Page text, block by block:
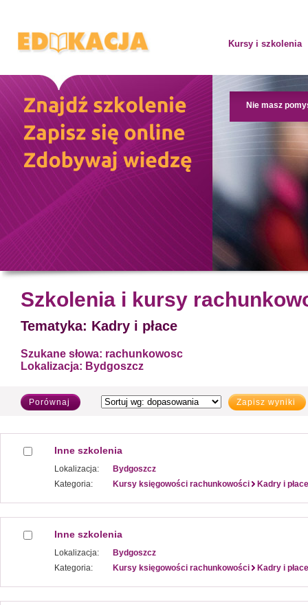
Kursy i szkolenia
Nie masz
Szkolenia i kursy
Tematyka: Kadry i płace
Szukane słowa: rachunkowosc
Lokalizacja: Bydgoszcz
Porównaj Zapisz wyniki
Inne szkolenia
Lokalizacja:
Bydgoszcz
Kategoria:
Kursy księgowości rachunkowości Kadry i płace
Inne szkolenia
Lokalizacja:
Bydgoszcz
Kategoria:
Kursy księgowości rachunkowości Kadry i płace